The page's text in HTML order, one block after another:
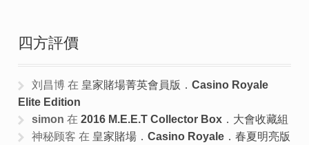
四方評價
刘昌博 在 皇家賭場菁英會員版．Casino Royale
Elite Edition
simon 在2016 M.E.E.T Collector Box．大會收藏組
神秘顾客 在 皇家賭場．Casino Royale．春夏明亮版